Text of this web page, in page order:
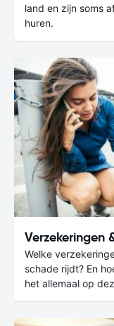
land en zijn soms
huren.
Verzekeringen
Welke
schade rijdt? En
het allemaal op